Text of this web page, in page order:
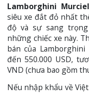
Lamborghini
siêu xe đắt đỏ nhất
độ và sự sang
những chiếc xe này.
bán của
đến 550.000 USD,
VND (chưa bao gồm
Nếu nhập khẩu về